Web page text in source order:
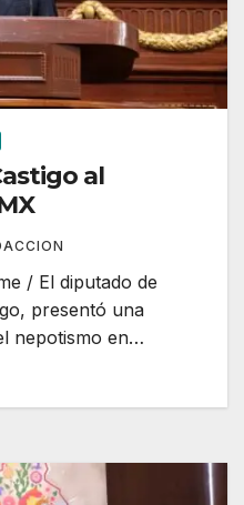
al
/ El diputado de
presentó una
nepotismo en…